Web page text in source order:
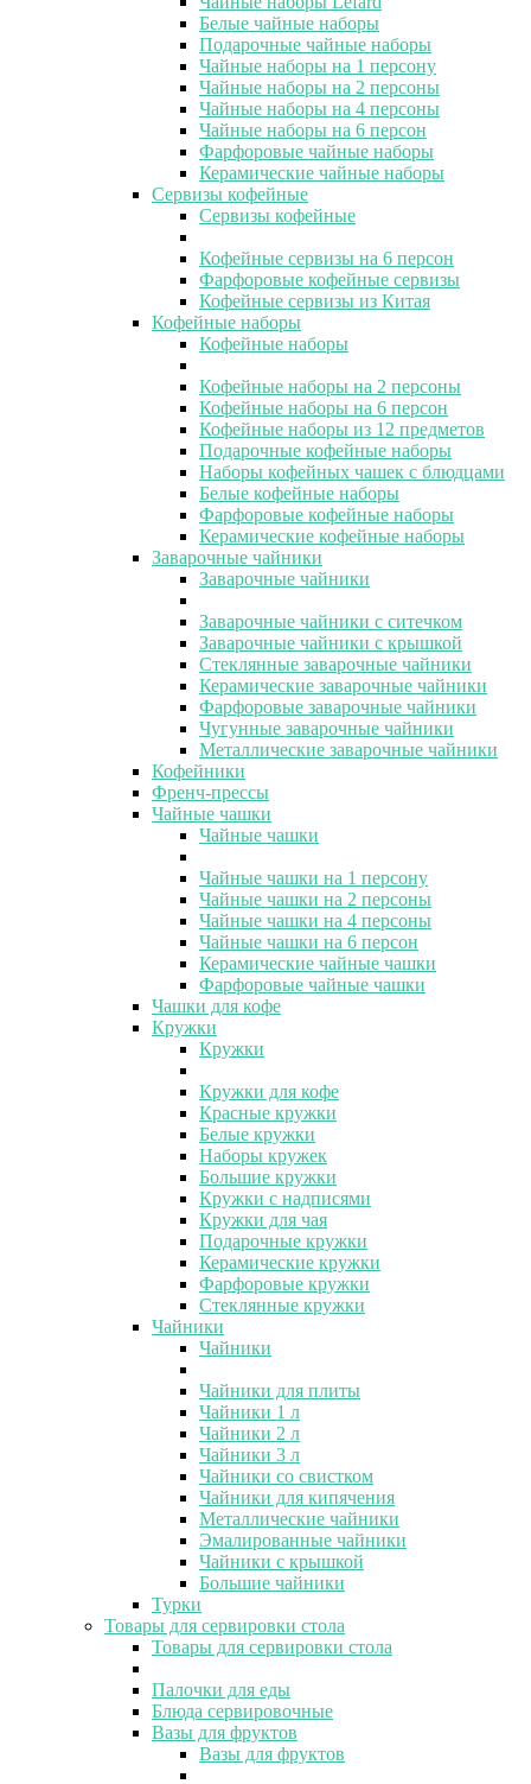
Белые чайные наборы
Подарочные чайные наборы
Чайные наборы на 1 персону
Чайные наборы на 2 персоны
Чайные наборы на 4 персоны
Чайные наборы на 6 персон
Фарфоровые чайные наборы
Керамические чайные наборы
Сервизы кофейные
Сервизы кофейные
Кофейные сервизы на 6 персон
Фарфоровые кофейные сервизы
Кофейные сервизы из Китая
Кофейные наборы
Кофейные наборы
Кофейные наборы на 2 персоны
Кофейные наборы на 6 персон
Кофейные наборы из 12 предметов
Подарочные кофейные наборы
Наборы кофейных чашек с блюдцами
Белые кофейные наборы
Фарфоровые кофейные наборы
Керамические кофейные наборы
Заварочные чайники
Заварочные чайники
Заварочные чайники с ситечком
Заварочные чайники с крышкой
Стеклянные заварочные чайники
Керамические заварочные чайники
Фарфоровые заварочные чайники
Чугунные заварочные чайники
Металлические заварочные чайники
Кофейники
Френч-прессы
Чайные чашки
Чайные чашки
Чайные чашки на 1 персону
Чайные чашки на 2 персоны
Чайные чашки на 4 персоны
Чайные чашки на 6 персон
Керамические чайные чашки
Фарфоровые чайные чашки
Чашки для кофе
Кружки
Кружки
Кружки для кофе
Красные кружки
Белые кружки
Наборы кружек
Большие кружки
Кружки с надписями
Кружки для чая
Подарочные кружки
Керамические кружки
Фарфоровые кружки
Стеклянные кружки
Чайники
Чайники
Чайники для плиты
Чайники 1 л
Чайники 2 л
Чайники 3 л
Чайники со свистком
Чайники для кипячения
Металлические чайники
Эмалированные чайники
Чайники с крышкой
Большие чайники
Турки
Товары для сервировки стола
Товары для сервировки стола
Палочки для еды
Блюда сервировочные
Вазы для фруктов
Вазы для фруктов